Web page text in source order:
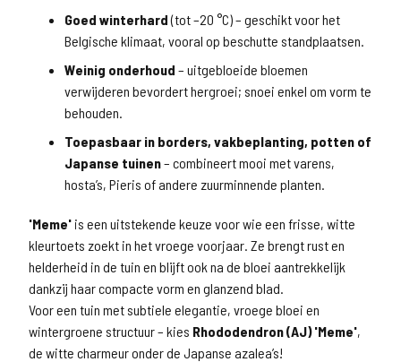
Goed winterhard(tot –20 °C) – geschikt voor het
Belgische klimaat, vooral op beschutte standplaatsen.
Weinig onderhoud – uitgebloeide bloemen
verwijderen bevordert hergroei; snoei enkel om vorm te
behouden.
Toepasbaar in borders, vakbeplanting, potten of
Japanse tuinen– combineert mooi met varens,
hosta’s, Pieris of andere zuurminnende planten.
'Meme' is een uitstekende keuze voor wie een frisse, witte
kleurtoets zoekt in het vroege voorjaar. Ze brengt rust en
helderheid in de tuin en blijft ook na de bloei aantrekkelijk
dankzij haar compacte vorm en glanzend blad.
Voor een tuin met subtiele elegantie, vroege bloei en
wintergroene structuur – kies Rhododendron (AJ) 'Meme',
de witte charmeur onder de Japanse azalea’s!